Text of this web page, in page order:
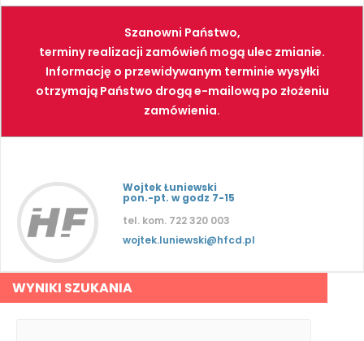
NARZĘDZIA SPAWALNICTWO
FARBY PNEUMATYKA
Szanowni Państwo,
terminy realizacji zamówień mogą ulec zmianie.
Informację o przewidywanym terminie wysyłki
otrzymają Państwo drogą e-mailową po złożeniu
zamówienia.
Wojtek Łuniewski
pon.-pt. w godz 7-15
tel. kom. 722 320 003
wojtek.luniewski@hfcd.pl
WYNIKI SZUKANIA